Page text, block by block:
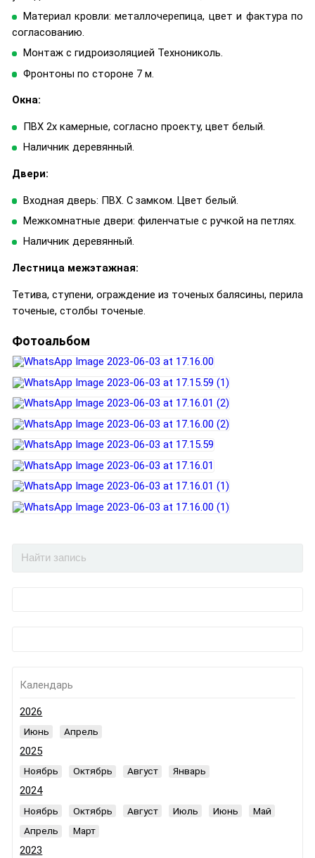
Материал кровли: металлочерепица, цвет и фактура по
согласованию.
Монтаж с гидроизоляцией Технониколь.
Фронтоны по стороне 7 м.
Окна:
ПВХ 2х камерные, согласно проекту, цвет белый.
Наличник деревянный.
Двери:
Входная дверь: ПВХ. С замком. Цвет белый.
Межкомнатные двери: филенчатые с ручкой на петлях.
Наличник деревянный.
Лестница межэтажная:
Тетива, ступени, ограждение из точеных балясины, перила
точеные, столбы точеные.
Фотоальбом
Календарь
2026
Июнь Апрель
2025
Ноябрь Октябрь Август Январь
2024
Ноябрь Октябрь Август Июль Июнь
Май
Апрель
Март
2023